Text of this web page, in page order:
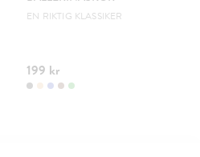
EN RIKTIG KLASSIKER
199 kr